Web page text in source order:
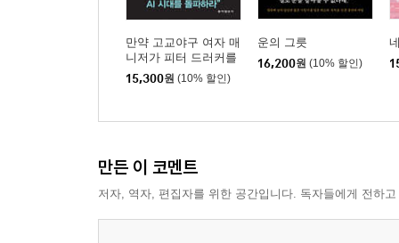
02 생활이 즐거워진다
04 남과 비교하지 않는다
05 남의 시선을 두려워하지 않는다
07 집중력이 높아진다
09 건강하고 안전하다
10 인간관계가 달라진다
11 지금 이 순간을 즐긴다
만약 고교야구 여자 매
니저가 피터 드러커를
읽는다면
15,300원 (10% 할인)
운의 그릇
16,200원 (10% 할인)
만든 이 코멘트
저자, 역자, 편집자를 위한 공간입니다. 독자들에게 전하